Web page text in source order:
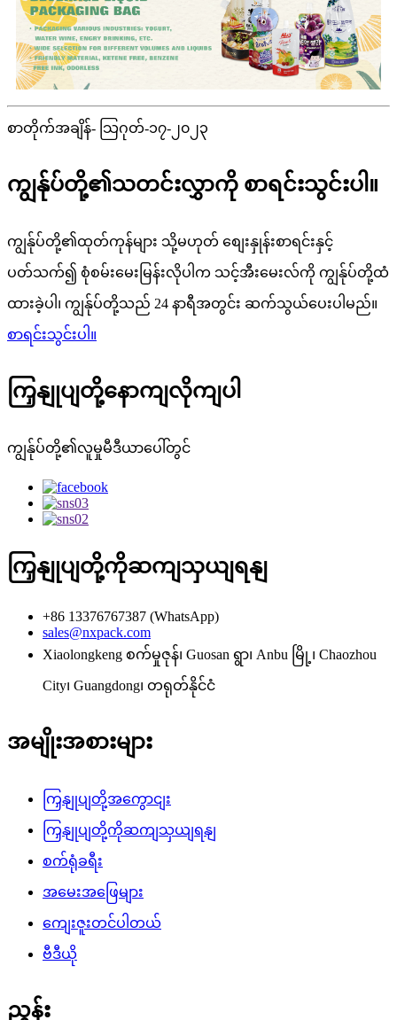
စာတိုက်အချိန်- သြဂုတ်-၁၇-၂၀၂၃
ကျွန်ုပ်တို့၏သတင်းလွှာကို စာရင်းသွင်းပါ။
ကျွန်ုပ်တို့၏ထုတ်ကုန်များ သို့မဟုတ် စျေးနှုန်းစာရင်းနှင့်
ပတ်သက်၍ စုံစမ်းမေးမြန်းလိုပါက သင့်အီးမေးလ်ကို ကျွန်ုပ်တို့ထံ
ထားခဲ့ပါ၊ ကျွန်ုပ်တို့သည် 24 နာရီအတွင်း ဆက်သွယ်ပေးပါမည်။
စာရင်းသွင်းပါ။
ကြှနျုပျတို့နောကျလိုကျပါ
ကျွန်ုပ်တို့၏လူမှုမီဒီယာပေါ်တွင်
ကြှနျုပျတို့ကိုဆကျသှယျရနျ
+86 13376767387 (WhatsApp)
sales@nxpack.com
Xiaolongkeng စက်မှုဇုန်၊ Guosan ရွာ၊ Anbu မြို့၊ Chaozhou
City၊ Guangdong၊ တရုတ်နိုင်ငံ
အမျိုးအစားများ
ကြှနျုပျတို့အကွောငျး
ကြှနျုပျတို့ကိုဆကျသှယျရနျ
စက်ရုံခရီး
အမေးအဖြေများ
ကျေးဇူးတင်ပါတယ်
ဗီဒီယို
ညွှန်း